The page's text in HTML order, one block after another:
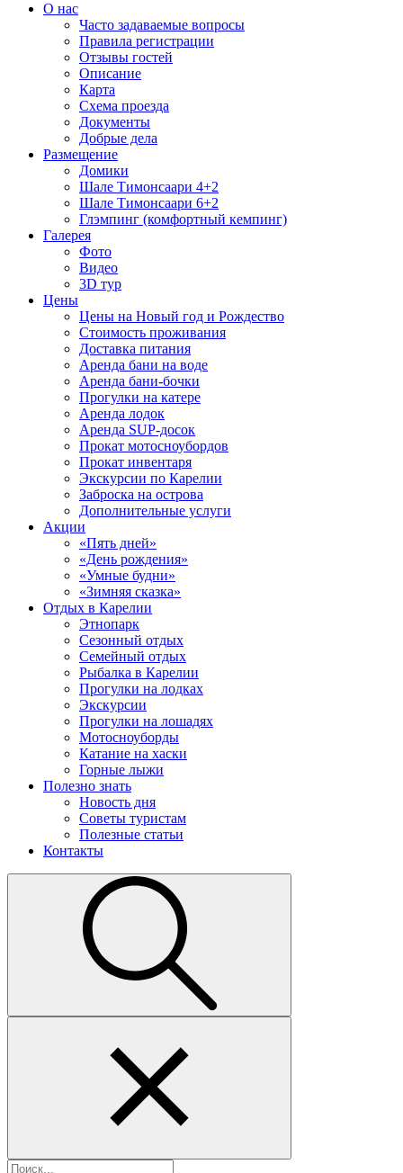
О нас
Часто задаваемые вопросы
Правила регистрации
Отзывы гостей
Описание
Карта
Схема проезда
Документы
Добрые дела
Размещение
Домики
Шале Тимонсаари 4+2
Шале Тимонсаари 6+2
Глэмпинг (комфортный кемпинг)
Галерея
Фото
Видео
3D тур
Цены
Цены на Новый год и Рождество
Стоимость проживания
Доставка питания
Аренда бани на воде
Аренда бани-бочки
Прогулки на катере
Аренда лодок
Аренда SUP-досок
Прокат мотосноубордов
Прокат инвентаря
Экскурсии по Карелии
Заброска на острова
Дополнительные услуги
Акции
«Пять дней»
«День рождения»
«Умные будни»
«Зимняя сказка»
Отдых в Карелии
Этнопарк
Сезонный отдых
Семейный отдых
Рыбалка в Карелии
Прогулки на лодках
Экскурсии
Прогулки на лошадях
Мотосноуборды
Катание на хаски
Горные лыжи
Полезно знать
Новость дня
Советы туристам
Полезные статьи
Контакты